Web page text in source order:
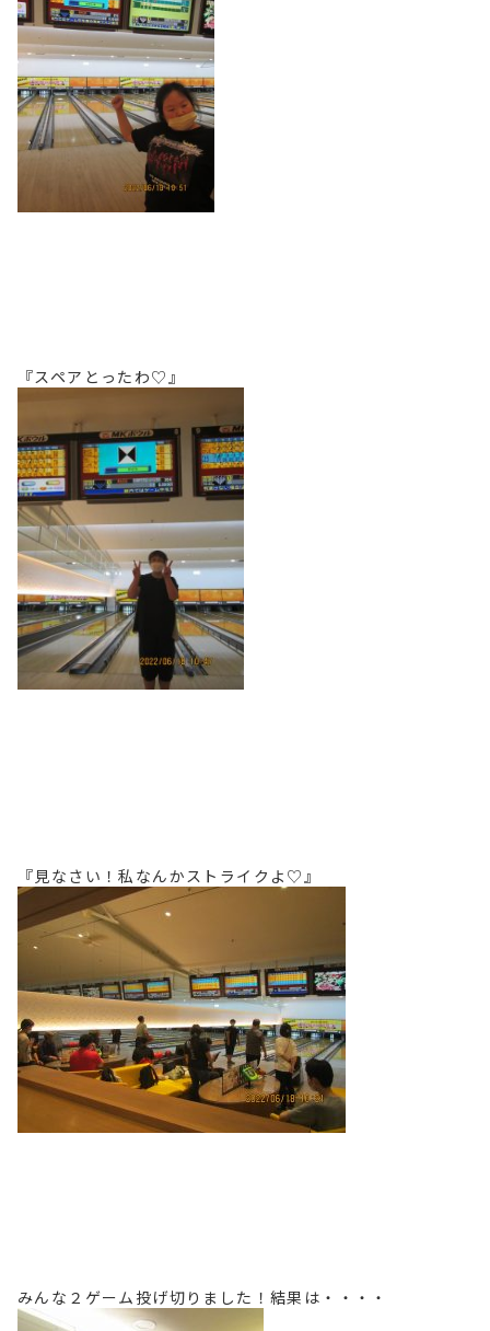
『スペアとったわ♡』
『見なさい！私なんかストライクよ♡』
みんな２ゲーム投げ切りました！結果は・・・・